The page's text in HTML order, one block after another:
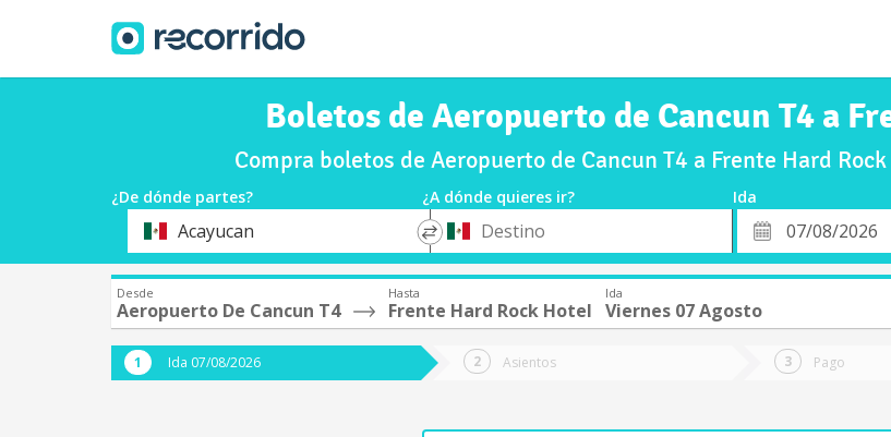
Boletos de Aeropuerto de Cancun T4 a
Compra boletos de Aeropuerto de Cancun T4 a Frente Hard
¿De dónde partes? ¿A dónde quieres ir? Ida
OrigenAcayucan
*
Destino
Fecha
de
Desde
Aeropuerto De Cancun T4
Hasta
Frente Hard Rock Hotel
Ida
Viernes 07 Agosto
Ida 07/08/2026 Asientos Pago